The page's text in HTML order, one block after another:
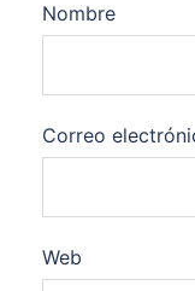
Nombre
Correo
Web